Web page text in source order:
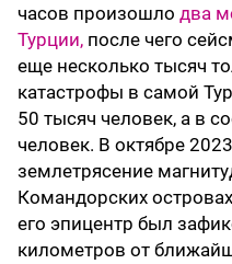
часов произошло два
Турции, после чего
еще несколько тысяч
катастрофы в самой
50 тысяч человек, а в
человек. В октябре
землетрясение
Командорских
его эпицентр был
километров от